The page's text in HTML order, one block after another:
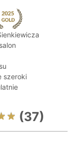
szeroki
(37)